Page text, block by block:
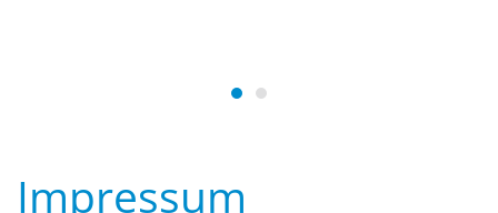
Wasserwacht Bayern
Impressum